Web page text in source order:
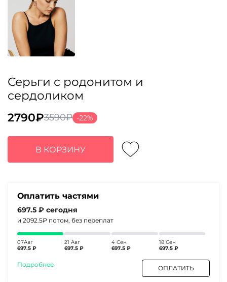
Серьги с родонитом и
сердоликом
3590₽
Первоначальная
цена
составляла
3590₽.
2790₽
Текущая
цена:
2790₽.
-22%
В КОРЗИНУ
Оплатить частями
697.5 ₽ сегодня
и 2092.5₽ потом, без переплат
07Авг
697.5 ₽
21 Авг
697.5 ₽
4 Сен
697.5 ₽
18 Сен
697.5 ₽
Подробнее ОПЛАТИТЬ